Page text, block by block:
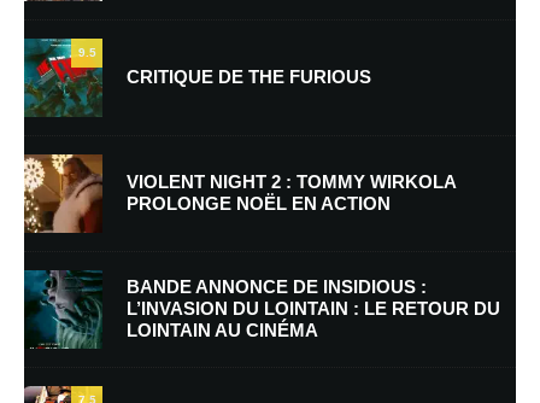
Nom*
E-mail *
Enregistrer mon nom, mon e-mail et mon site dans le navigateur pour
mon prochain commentaire.
9.5
CRITIQUE DE THE FURIOUS
VIOLENT NIGHT 2 : TOMMY WIRKOLA
PROLONGE NOËL EN ACTION
BANDE ANNONCE DE INSIDIOUS :
L’INVASION DU LOINTAIN : LE RETOUR DU
LOINTAIN AU CINÉMA
7.5